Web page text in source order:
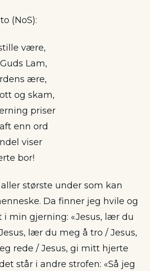
(NoS):
være,
Lam,
ære,
og skam,
priser
enn ord
viser
bor!
største under som kan
Da finner jeg hvile og
i min gjerning: «Jesus, lær du
lær du meg å tro / Jesus,
rede / Jesus, gi mitt hjerte
står i andre strofen: «Så jeg